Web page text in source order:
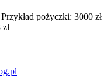
pożyczki: 3000 zł